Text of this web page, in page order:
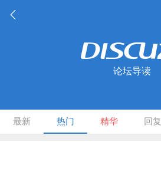
论坛导读
最新 热门 精华 回复